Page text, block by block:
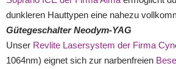
dunkleren Hauttypen eine nahezu
Gütegeschalter Neodym-YAG
Unser Revlite Lasersystem der Firma
1064nm) eignet sich zur narbenfreien